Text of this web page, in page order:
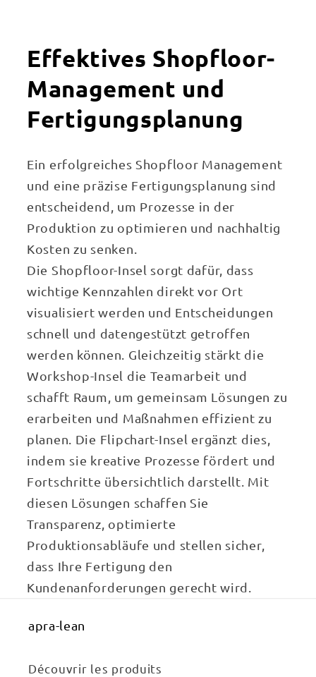
Effektives Shopfloor-
Management und
Fertigungsplanung
Ein erfolgreiches Shopfloor Management
und eine präzise Fertigungsplanung sind
entscheidend, um Prozesse in der
Produktion zu optimieren und nachhaltig
Kosten zu senken.
Die Shopfloor-Insel sorgt dafür, dass
wichtige Kennzahlen direkt vor Ort
visualisiert werden und Entscheidungen
schnell und datengestützt getroffen
werden können. Gleichzeitig stärkt die
Workshop-Insel die Teamarbeit und
schafft Raum, um gemeinsam Lösungen zu
erarbeiten und Maßnahmen effizient zu
planen. Die Flipchart-Insel ergänzt dies,
indem sie kreative Prozesse fördert und
Fortschritte übersichtlich darstellt. Mit
diesen Lösungen schaffen Sie
Transparenz, optimierte
Produktionsabläufe und stellen sicher,
dass Ihre Fertigung den
Kundenanforderungen gerecht wird.
apra-lean
Découvrir les produits